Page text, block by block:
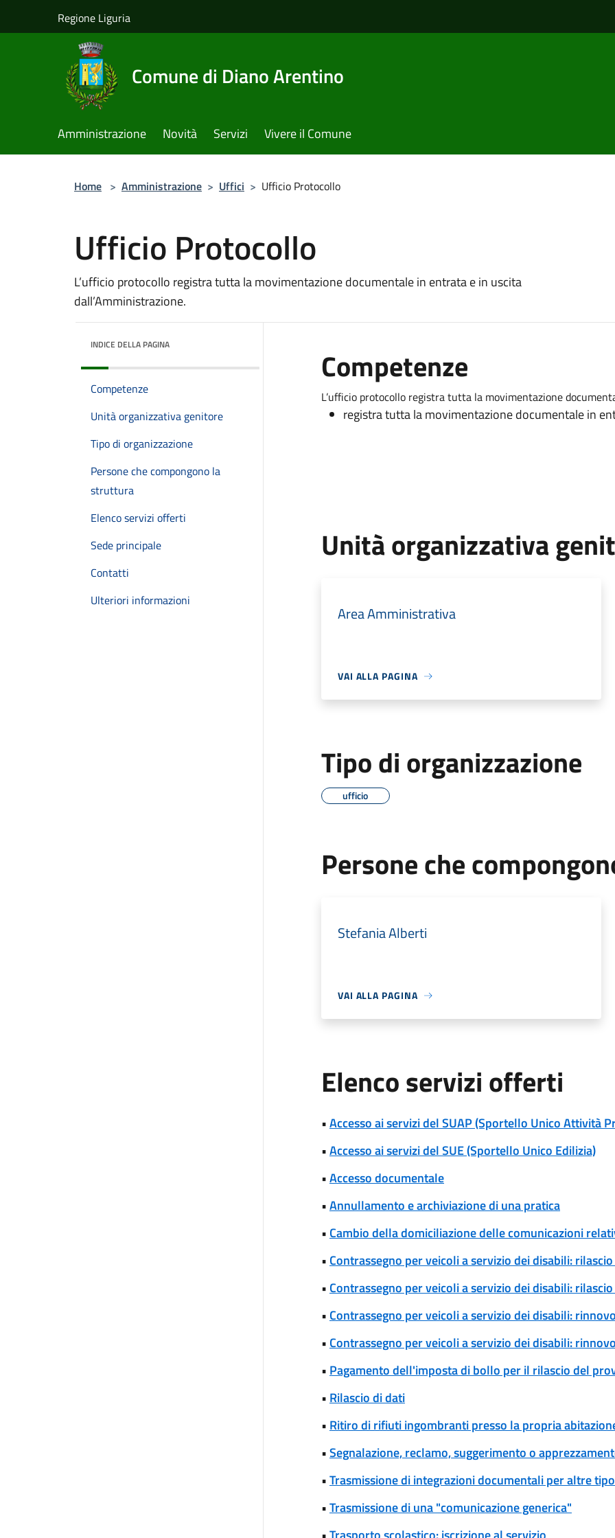
Regione Liguria
Comune di Diano Arentino
Amministrazione Novità Servizi Vivere il Comune
Home > Amministrazione > Uffici > Ufficio Protocollo
Ufficio Protocollo
L’ufficio protocollo registra tutta la movimentazione documentale in entrata e in uscita
dall’Amministrazione.
INDICE DELLA PAGINA
Competenze
Unità organizzativa genitore
Tipo di organizzazione
Persone che compongono la
struttura
Elenco servizi offerti
Sede principale
Contatti
Ulteriori informazioni
Competenze
L’ufficio protocollo registra tutta la movimentazione
registra tutta la movimentazione documentale in
Unità organizzativa
Area Amministrativa
VAI ALLA PAGINA
Tipo di organizzazione
ufficio
Persone che
Stefania Alberti
VAI ALLA PAGINA
Elenco servizi offerti
•Accesso ai servizi del SUAP (Sportello Unico Attività
•Accesso ai servizi del SUE (Sportello Unico Edilizia)
•Accesso documentale
•Annullamento e archiviazione di una pratica
• Cambio della domiciliazione delle comunicazioni
• Contrassegno per veicoli a servizio dei disabili:
• Contrassegno per veicoli a servizio dei disabili:
• Contrassegno per veicoli a servizio dei disabili:
• Contrassegno per veicoli a servizio dei disabili:
• Pagamento dell'imposta di bollo per il rilascio del
• Rilascio di dati
• Ritiro di rifiuti ingombranti presso la propria
•Segnalazione, reclamo, suggerimento o
•Trasmissione di integrazioni documentali per altre
•Trasmissione di una "comunicazione generica"